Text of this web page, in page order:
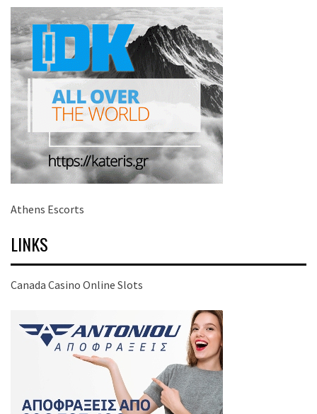
Athens Escorts
LINKS
Canada Casino Online Slots